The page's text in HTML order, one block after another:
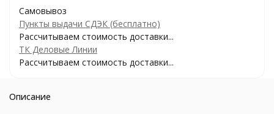
Самовывоз
Пункты выдачи СДЭК (бесплатно)
Рассчитываем стоимость доставки...
ТК Деловые Линии
Рассчитываем стоимость доставки...
Описание